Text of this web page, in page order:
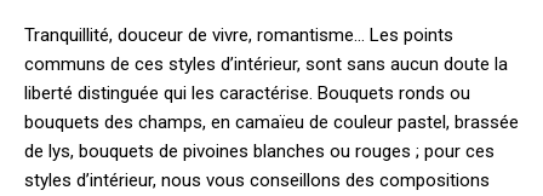
Tranquillité, douceur de vivre, romantisme… Les points
communs de ces styles d’intérieur, sont sans aucun doute la
liberté distinguée qui les caractérise. Bouquets ronds ou
bouquets des champs, en camaïeu de couleur pastel, brassée
de lys, bouquets de pivoines blanches ou rouges ; pour ces
styles d’intérieur, nous vous conseillons des compositions